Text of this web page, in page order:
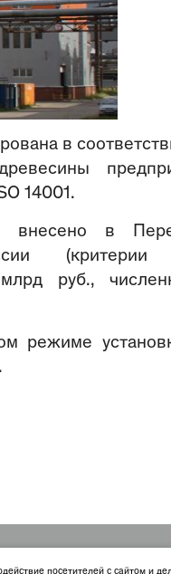
в
14001.
в
руб.,
режиме
куки посетителей с сайтом и